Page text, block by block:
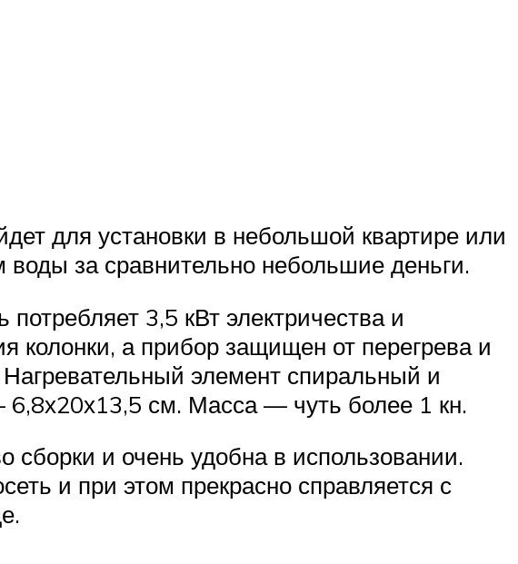
для установки в небольшой квартире или
за сравнительно небольшие деньги.
3,5 кВт электричества и
колонки, а прибор защищен от перегрева и
элемент спиральный и
см. Масса — чуть более 1 кн.
сборки и очень удобна в использовании.
и при этом прекрасно справляется с